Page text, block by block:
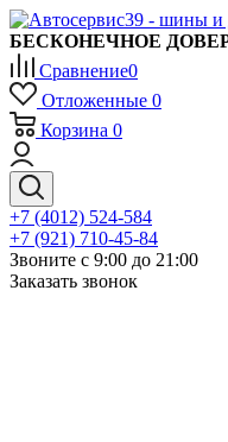
БЕСКОНЕЧНОЕ
Сравнение0
Отложенные 0
Корзина 0
+7 (4012) 524-584
+7 (921) 710-45-84
Звоните с 9:00 до 21:00
Заказать звонок